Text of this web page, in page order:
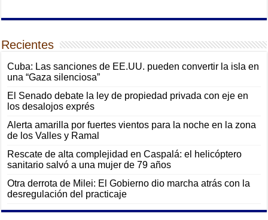
Recientes
Cuba: Las sanciones de EE.UU. pueden convertir la isla en
una “Gaza silenciosa”
El Senado debate la ley de propiedad privada con eje en
los desalojos exprés
Alerta amarilla por fuertes vientos para la noche en la zona
de los Valles y Ramal
Rescate de alta complejidad en Caspalá: el helicóptero
sanitario salvó a una mujer de 79 años
Otra derrota de Milei: El Gobierno dio marcha atrás con la
desregulación del practicaje